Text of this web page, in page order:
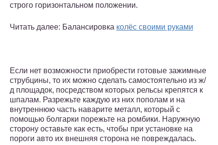
строго горизонтальном положении.
Читать далее: Балансировка колёс своими руками
Если нет возможности приобрести готовые зажимные
струбцины, то их можно сделать самостоятельно из ж/
д площадок, посредством которых рельсы крепятся к
шпалам. Разрежьте каждую из них пополам и на
внутреннюю часть наварите металл, который с
помощью болгарки порежьте на ромбики. Наружную
сторону оставьте как есть, чтобы при установке на
пороги авто их внешняя сторона не повреждалась.